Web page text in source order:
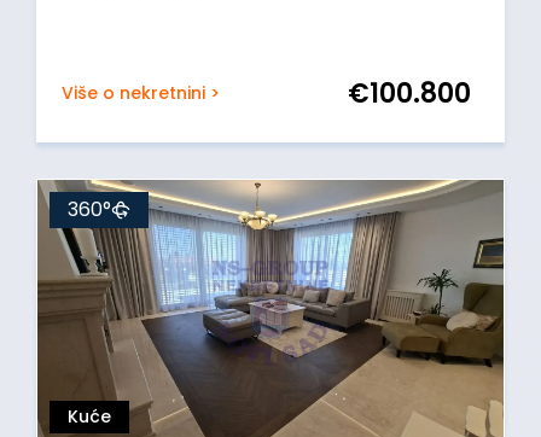
Više o nekretnini > €100.800
Kuće
360°